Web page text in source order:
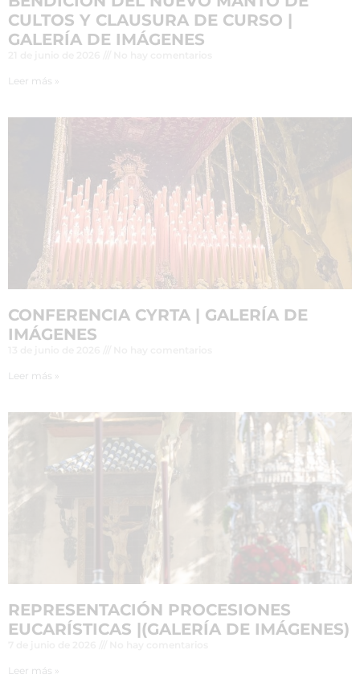
CULTOS Y CLAUSURA DE CURSO |
GALERÍA DE IMÁGENES
Leer más »
CONFERENCIA CYRTA | GALERÍA DE
IMÁGENES
Leer más »
REPRESENTACIÓN PROCESIONES
EUCARÍSTICAS |(GALERÍA DE IMÁGENES)
Leer más »